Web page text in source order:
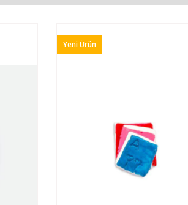
Yeni Ürün